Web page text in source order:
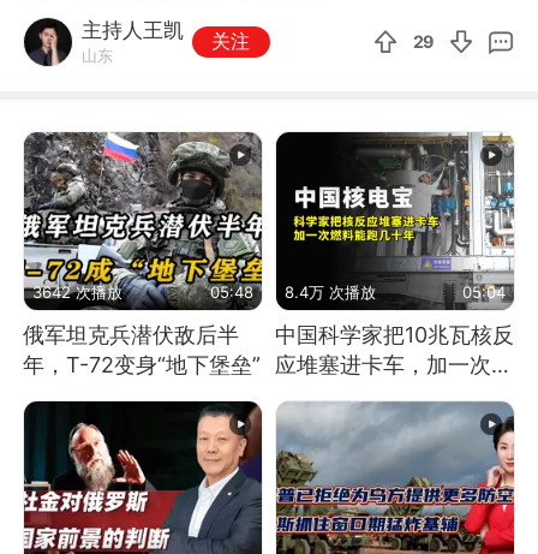
主持人王凯
山东
关注 29
3642 次播放 05:48
俄军坦克兵潜伏敌后半
年，T-72变身“地下堡垒”
8.4万 次播放 05:04
中国科学家把10兆瓦核反
应堆塞进卡车，加一次燃
料能跑几十年